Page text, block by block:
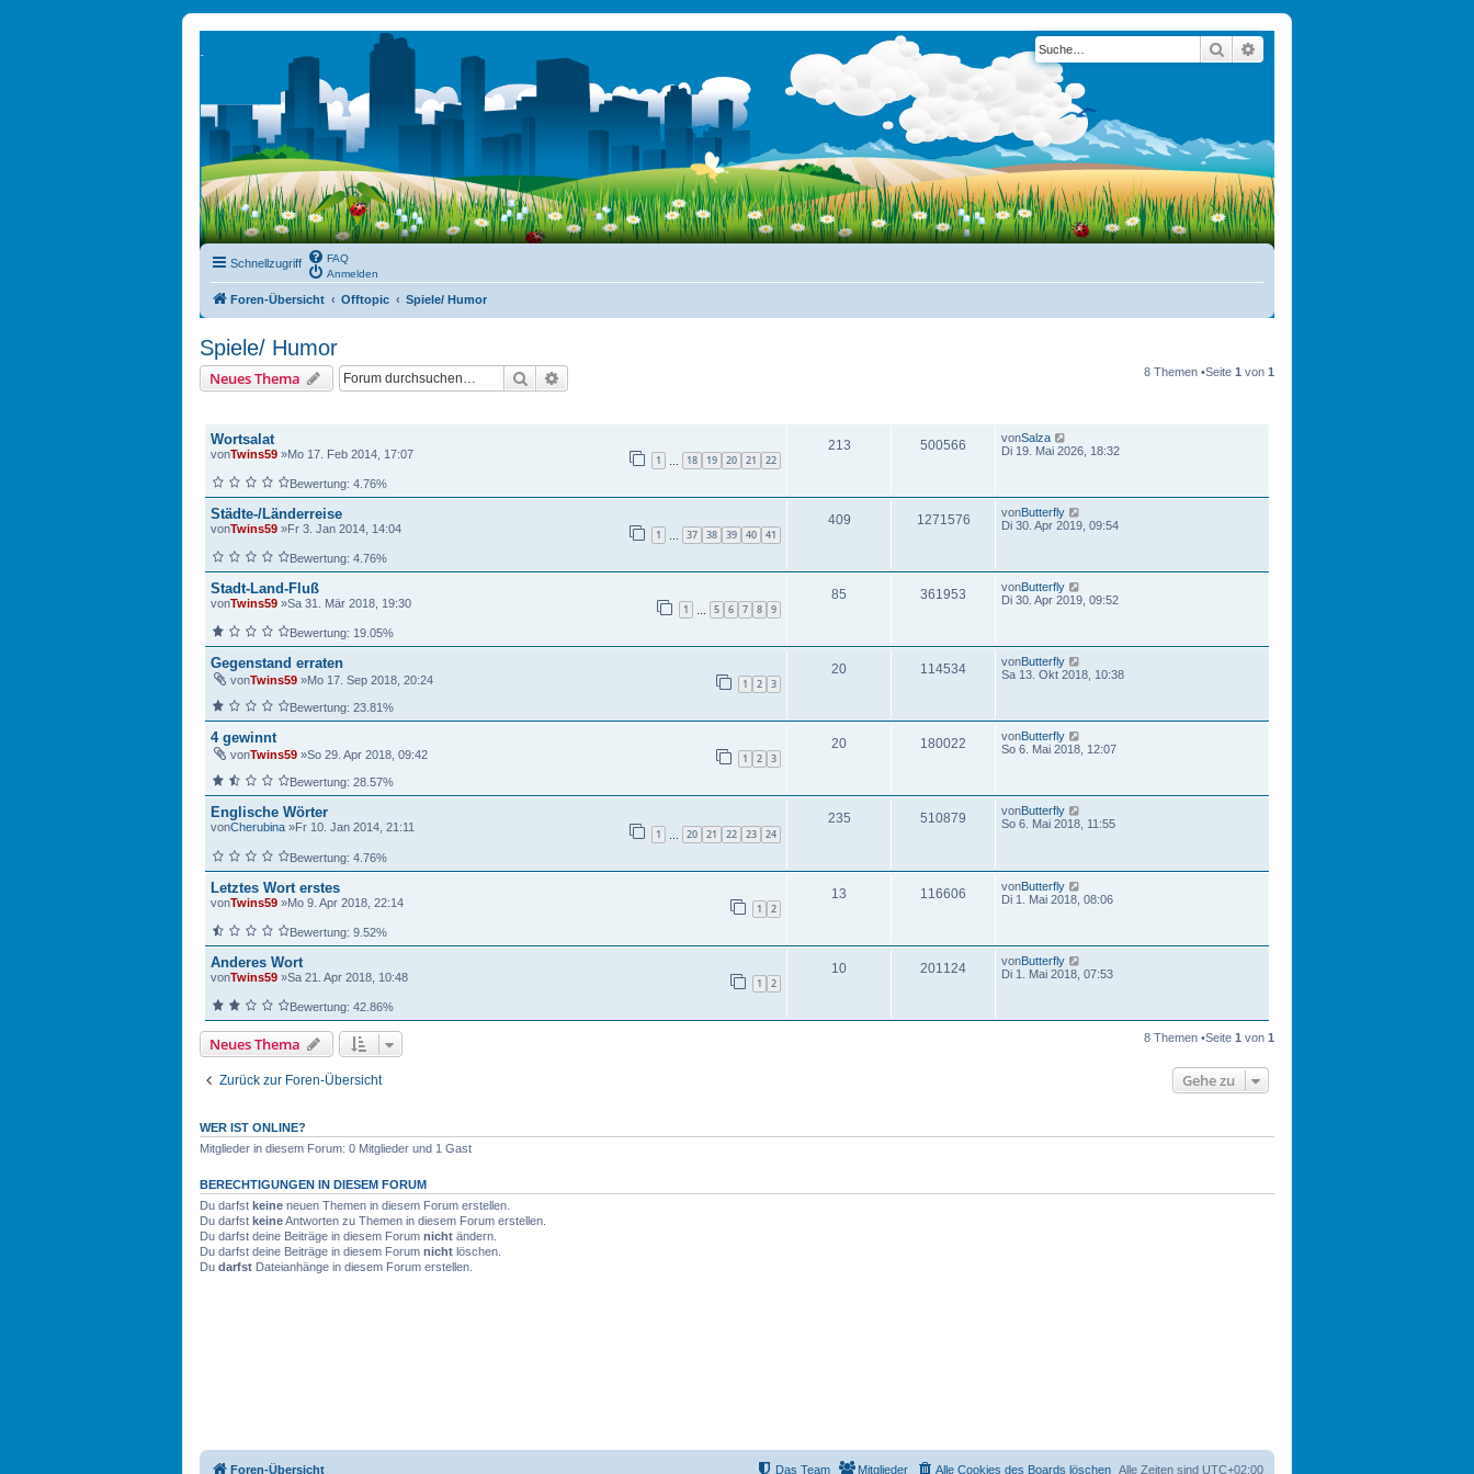
Suche
Schnellzugriff
FAQ
Anmelden
Foren-Übersicht Offtopic Spiele/ Humor
Spiele/ Humor
Neues Thema Suche 8 Themen •Seite 1 von 1
Wortsalat
vonTwins59 »Mo 17. Feb 2014, 17:07 1 … 18 19 20 21 22
Bewertung: 4.76%
213 500566 vonSalza
Di 19. Mai 2026, 18:32
Städte-/Länderreise
vonTwins59 »Fr 3. Jan 2014, 14:04 1 … 37 38 39 40 41
Bewertung: 4.76%
409 1271576 vonButterfly
Di 30. Apr 2019, 09:54
Stadt-Land-Fluß
vonTwins59 »Sa 31. Mär 2018, 19:30 1 … 5 6 7 8 9
Bewertung: 19.05%
85 361953 vonButterfly
Di 30. Apr 2019, 09:52
Gegenstand erraten
vonTwins59 »Mo 17. Sep 2018, 20:24 1 2 3
Bewertung: 23.81%
20 114534 vonButterfly
Sa 13. Okt 2018, 10:38
4 gewinnt
vonTwins59 »So 29. Apr 2018, 09:42 1 2 3
Bewertung: 28.57%
20 180022 vonButterfly
So 6. Mai 2018, 12:07
Englische Wörter
vonCherubina »Fr 10. Jan 2014, 21:11 1 20 21 22 23 24
Bewertung: 4.76%
235 510879 vonButterfly
So 6. Mai 2018, 11:55
Letztes Wort erstes
vonTwins59 »Mo 9. Apr 2018, 22:14 1 2
Bewertung: 9.52%
13 116606 vonButterfly
Di 1. Mai 2018, 08:06
Anderes Wort
vonTwins59 »Sa 21. Apr 2018, 10:48 1 2
Bewertung: 42.86%
10 201124 vonButterfly
Di 1. Mai 2018, 07:53
Neues Thema 8 Themen •Seite 1 von 1
Zurück zur Foren-Übersicht Gehe zu
WER IST ONLINE?
Mitglieder in diesem Forum: 0 Mitglieder und 1 Gast
BERECHTIGUNGEN IN DIESEM FORUM
Du darfst keine neuen Themen in diesem Forum erstellen.
Du darfst keineAntworten zu Themen in diesem Forum erstellen.
Du darfst deine Beiträge in diesem Forum nicht ändern.
Du darfst deine Beiträge in diesem Forum nicht löschen.
Du darfst Dateianhänge in diesem Forum erstellen.
Foren-Übersicht Alle Zeiten sind UTC+02:00
Alle Cookies des Boards löschen
Mitglieder
Das Team